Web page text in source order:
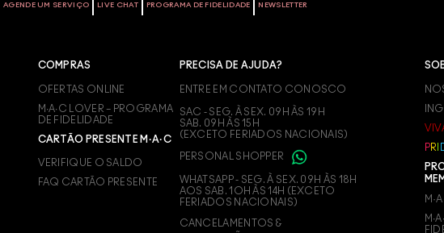
AGENDE UM SERVIÇO LIVE CHAT PROGRAMA DE FIDELIDADE NEWSLETTER
COMPRAS
OFERTAS ONLINE
M∙A∙C LOVER – PROGRAMA
DE FIDELIDADE
CARTÃO PRESENTE M·A·C
VERIFIQUE O SALDO
FAQ CARTÃO PRESENTE
PRECISA DE AJUDA?
ENTRE EM CONTATO CONOSCO
SAC - SEG. À SEX. 09H ÀS 19H
SAB. 09H ÀS 15H
(EXCETO FERIADOS NACIONAIS)
PERSONAL SHOPPER
WHATSAPP - SEG. À SEX. 09H ÀS 18H
AOS SAB. 1OH ÀS 14H (EXCETO
FERIADOS NACIONAIS)
CANCELAMENTOS &
PR